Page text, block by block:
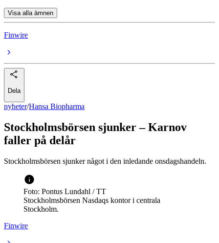
Visa alla ämnen
Finwire
Dela
nyheter/Hansa Biopharma
Stockholmsbörsen sjunker – Karnov
faller på delår
Stockholmsbörsen sjunker något i den inledande onsdagshandeln.
Foto: Pontus Lundahl / TT
Stockholmsbörsen Nasdaqs kontor i centrala
Stockholm.
Finwire